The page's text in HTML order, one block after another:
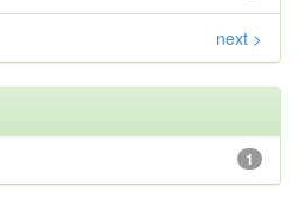
next >
1